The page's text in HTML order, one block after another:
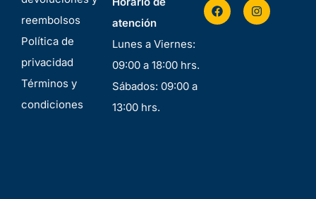
reembolsos
Política de
privacidad
Términos y
condiciones
atención
Lunes a Viernes:
09:00 a 18:00 hrs.
Sábados: 09:00 a
13:00 hrs.